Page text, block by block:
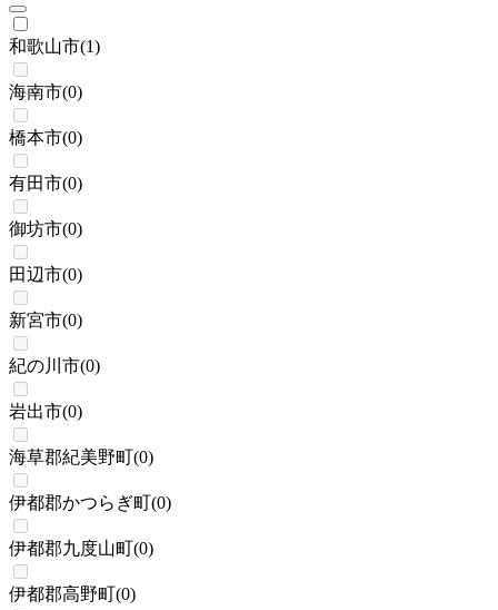
和歌山市(1)
海南市(0)
橋本市(0)
有田市(0)
御坊市(0)
田辺市(0)
新宮市(0)
紀の川市(0)
岩出市(0)
海草郡紀美野町(0)
伊都郡かつらぎ町(0)
伊都郡九度山町(0)
伊都郡高野町(0)